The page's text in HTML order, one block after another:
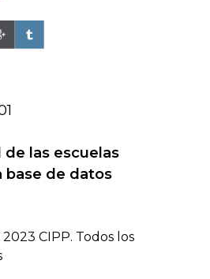
las escuelas
base de datos
CIPP. Todos los